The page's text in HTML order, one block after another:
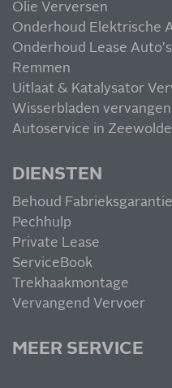
Olie Verversen
Onderhoud Elektrische
Onderhoud Lease Auto's
Remmen
Uitlaat & Katalysator
Wisserbladen vervangen
Autoservice in Zeewolde
DIENSTEN
Behoud Fabrieksgarantie
Pechhulp
Private Lease
ServiceBook
Trekhaakmontage
Vervangend Vervoer
MEER SERVICE